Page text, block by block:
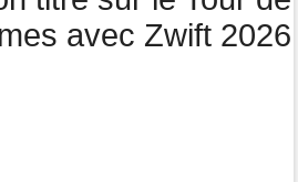
avec Zwift 2026